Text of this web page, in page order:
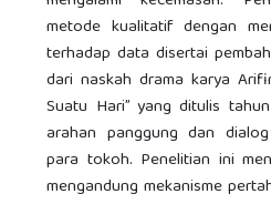
metode kualitatif dengan
terhadap data disertai
dari naskah drama karya
Suatu Hari” yang ditulis
arahan panggung dan
para tokoh. Penelitian ini
mengandung mekanisme